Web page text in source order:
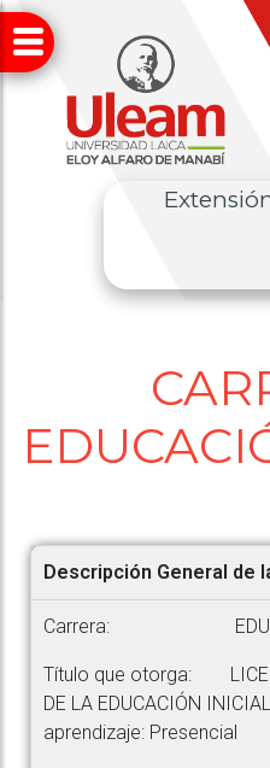
Descripción General de
Carrera:
Título que otorga:
DE LA EDUCACIÓN
aprendizaje: Presencial